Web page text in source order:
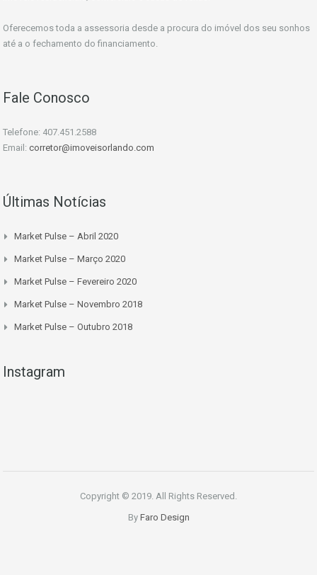
Oferecemos toda a assessoria desde a procura do imóvel dos seu sonhos
até a o fechamento do financiamento.
Fale Conosco
Telefone: 407.451.2588
Email: corretor@imoveisorlando.com
Últimas Notícias
Market Pulse – Abril 2020
Market Pulse – Março 2020
Market Pulse – Fevereiro 2020
Market Pulse – Novembro 2018
Market Pulse – Outubro 2018
Instagram
Copyright © 2019. All Rights Reserved.
By Faro Design